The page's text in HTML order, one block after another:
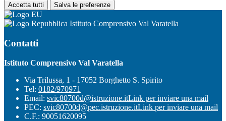
Accetta tutti Salva le preferenze
Istituto Comprensivo Val Varatella
Contatti
Istituto Comprensivo Val Varatella
Via Trilussa, 1 - 17052 Borghetto S. Spirito
Tel: 0182/970971
Email: svic80700d@istruzione.itLink per inviare una mail
PEC: svic80700d@pec.istruzione.itLink per inviare una mail
C.F.: 90051620095